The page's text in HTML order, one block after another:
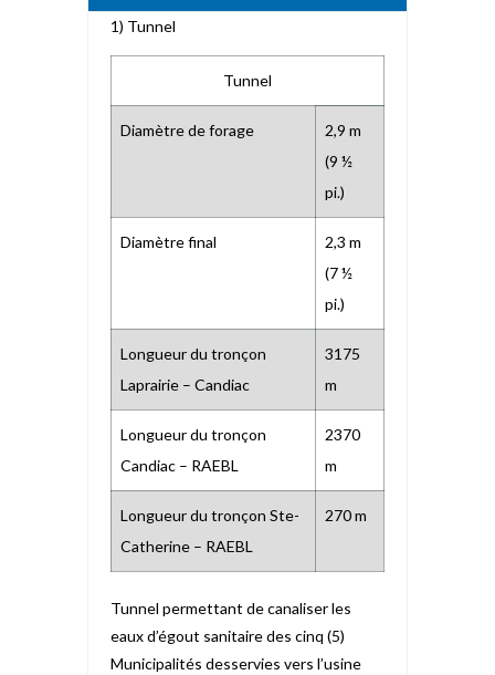
1) Tunnel
Tunnel
Diamètre de forage
2,9 m
(9 ½
pi.)
Diamètre final
2,3 m
(7 ½
pi.)
Longueur du tronçon
Laprairie – Candiac
3175
m
Longueur du tronçon
Candiac – RAEBL
2370
m
Longueur du tronçon Ste-
Catherine – RAEBL
270 m
Tunnel permettant de canaliser les
eaux d’égout sanitaire des cinq (5)
Municipalités desservies vers l’usine